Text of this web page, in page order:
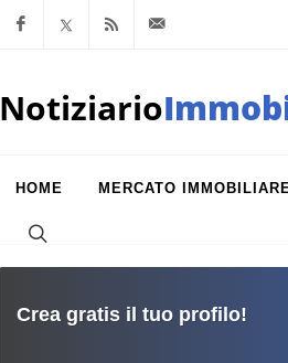
Facebook
x.com Feed RSS
Notiziario
HOME MERCATO
Crea gratis il tuo profilo!